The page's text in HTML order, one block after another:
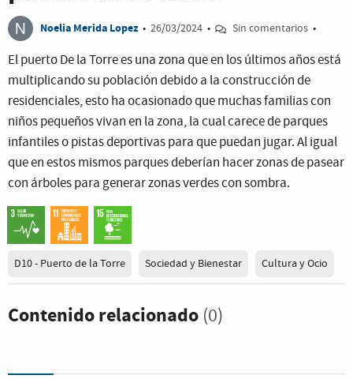
N Noelia Merida Lopez • 26/03/2024 • Sin comentarios •
El puerto De la Torre es una zona que en los últimos años está
multiplicando su población debido a la construcción de
residenciales, esto ha ocasionado que muchas familias con
niños pequeños vivan en la zona, la cual carece de parques
infantiles o pistas deportivas para que puedan jugar. Al igual
que en estos mismos parques deberían hacer zonas de pasear
con árboles para generar zonas verdes con sombra.
D10 - Puerto de la Torre Sociedad y Bienestar Cultura y Ocio
Contenido relacionado (0)